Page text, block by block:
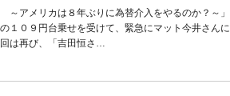
アメリカは８年ぶりに為替介入をやるのか？～」
１０９円台乗せを受けて、緊急にマット今井さんに
は再び、「吉田恒さ…